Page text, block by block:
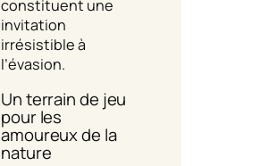
constituent une
invitation
irrésistible à
l’évasion.
Un terrain de jeu
pour les
amoureux de la
nature